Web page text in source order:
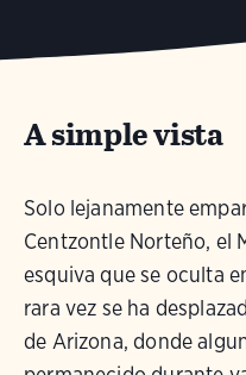
A simple vista
Solo lejanamente
Centzontle Norteño, el
esquiva que se oculta
rara vez se ha
de Arizona, donde